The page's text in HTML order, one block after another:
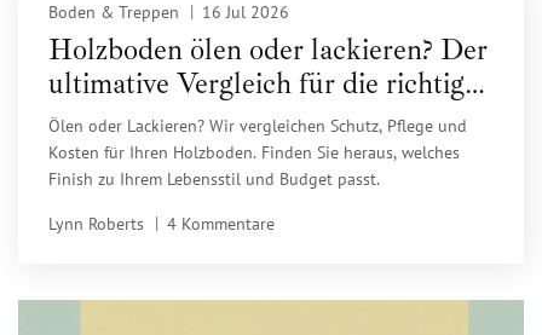
Boden & Treppen 16 Jul 2026
Holzboden ölen oder lackieren? Der
ultimative Vergleich für die richtige
Entscheidung
Ölen oder Lackieren? Wir vergleichen Schutz, Pflege und
Kosten für Ihren Holzboden. Finden Sie heraus, welches
Finish zu Ihrem Lebensstil und Budget passt.
Lynn Roberts 4 Kommentare